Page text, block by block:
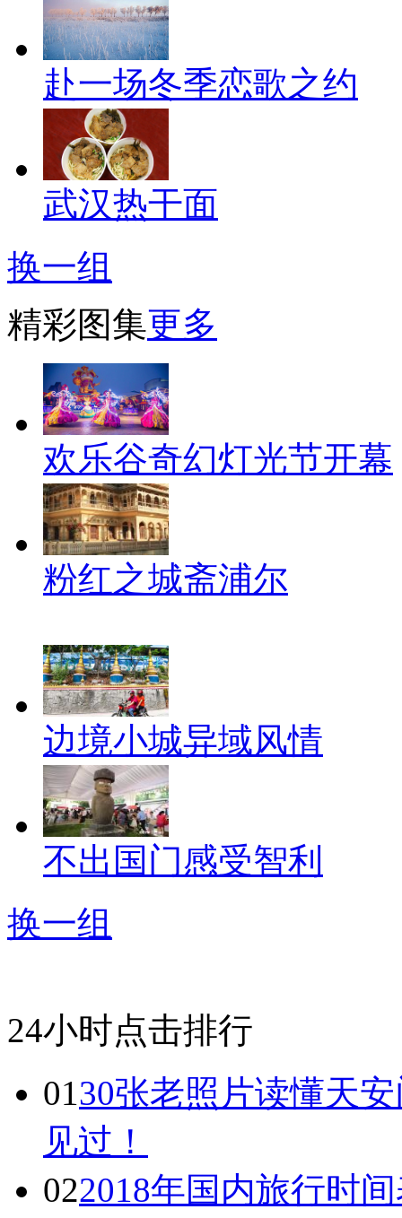
赴一场冬季恋歌之约
武汉热干面
换一组
精彩图集更多
欢乐谷奇幻灯光节开幕
粉红之城斋浦尔
边境小城异域风情
不出国门感受智利
换一组
24小时点击排行
0130张老照片读懂天
见过！
022018年国内旅行时